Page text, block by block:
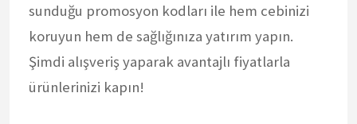
sunduğu promosyon kodları ile hem cebinizi
koruyun hem de sağlığınıza yatırım yapın.
Şimdi alışveriş yaparak avantajlı fiyatlarla
ürünlerinizi kapın!